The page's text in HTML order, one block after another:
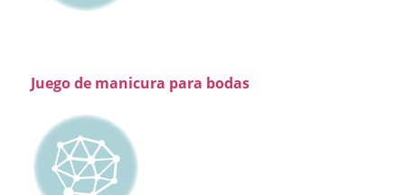
Juego de manicura para bodas